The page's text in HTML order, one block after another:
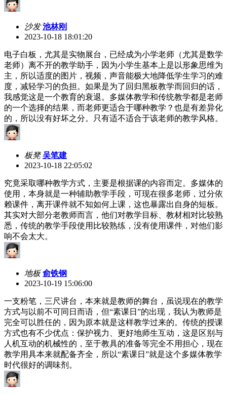
沙发 池林刚
2023-10-18 18:01:20
电子白板，尤其是实物展台，已经成为小学老师（尤其是数学
老师）离不开的教学助手，因为小学生基本上是以形象思维为
主，所以适度的图片，视频，声音能极大地降低学生学习的难
度，减轻学习的负担。如果是为了回归黑板教学而回归的话，
我感觉这是一个教育的衰退。多媒体教学和传统教学都是老师
的一个选择的结果，而老师更适合于哪种教学？也是有差异化
的，所以没有好坏之分。只有适不适合于该老师的教学风格。
板凳 吴笔建
2023-10-18 22:05:02
究竟采取哪种教学方式，主要是根据课的内容而定。多媒体的
使用，本身就是一种辅助教学手段，可现在很多老师，过分依
赖课件，离开课件就不知如何上课，这也暴露出自身的短板。
其实对大部分老教师而言，他们对教学目标、教材相对比较熟
悉，传统的教学手段使用比较熟练，没有使用课件，对他们影
响不会太大。
地板 俞铁钢
2023-10-19 15:06:00
一支粉笔，三尺讲台，本来就是教师的舞台，虽说现在的教学
方式与以前不可同日而语，但“素课日”的出现，我认为教师是
完全可以胜任的，因为原本就是这样教学过来的。传统的授课
方式也有不少优点：保护视力、更好地师生互动，这是区别与
人机互动的机械性的，至于教具的准备等完全不用担心，现在
教学用具本来就配备齐全，所以“素课日”就是这个多媒体教学
时代很好的调味剂。